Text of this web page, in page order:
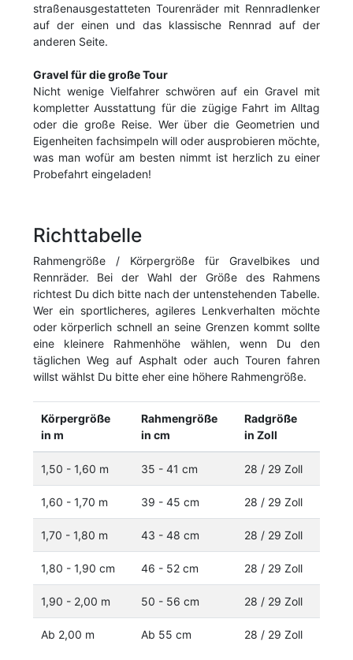
straßenausgestatteten Tourenräder mit Rennradlenker
auf der einen und das klassische Rennrad auf der
anderen Seite.
Gravel für die große Tour
Nicht wenige Vielfahrer schwören auf ein Gravel mit
kompletter Ausstattung für die zügige Fahrt im Alltag
oder die große Reise. Wer über die Geometrien und
Eigenheiten fachsimpeln will oder ausprobieren möchte,
was man wofür am besten nimmt ist herzlich zu einer
Probefahrt eingeladen!
Richttabelle
Rahmengröße / Körpergröße für Gravelbikes und
Rennräder. Bei der Wahl der Größe des Rahmens
richtest Du dich bitte nach der untenstehenden Tabelle.
Wer ein sportlicheres, agileres Lenkverhalten möchte
oder körperlich schnell an seine Grenzen kommt sollte
eine kleinere Rahmenhöhe wählen, wenn Du den
täglichen Weg auf Asphalt oder auch Touren fahren
willst wählst Du bitte eher eine höhere Rahmengröße.
Körpergröße
in m
Rahmengröße
in cm
Radgröße
in Zoll
1,50 - 1,60 m 35 - 41 cm 28 / 29 Zoll
1,60 - 1,70 m 39 - 45 cm 28 / 29 Zoll
1,70 - 1,80 m 43 - 48 cm 28 / 29 Zoll
1,80 - 1,90 cm 46 - 52 cm 28 / 29 Zoll
1,90 - 2,00 m 50 - 56 cm 28 / 29 Zoll
Ab 2,00 m Ab 55 cm 28 / 29 Zoll